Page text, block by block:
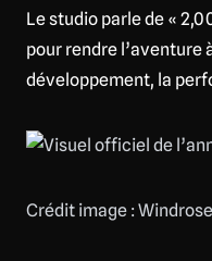
Le studio parle de «
pour rendre l’aventure
développement, la
Crédit image :